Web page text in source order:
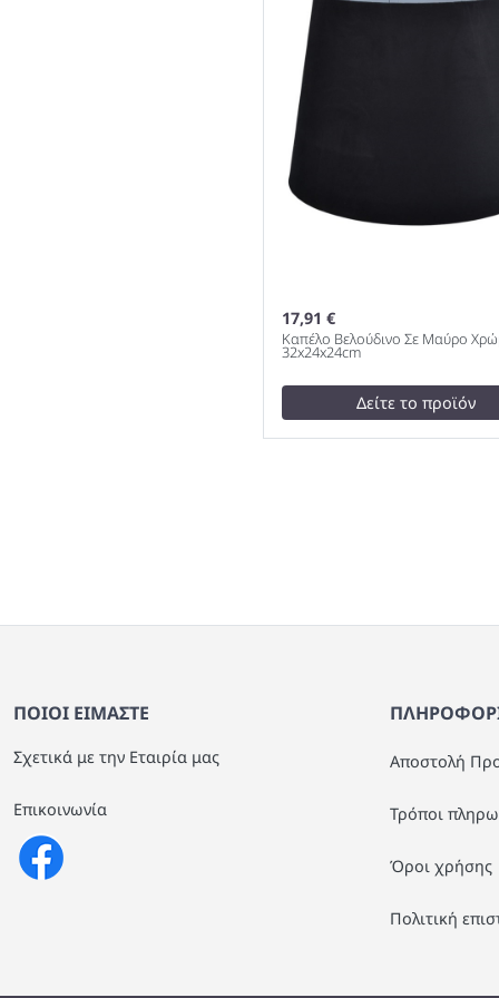
17,91 €
Καπέλο Βελούδινο Σε Μαύρο
32x24x24cm
Δείτε το προϊόν
19,00 €
ΠΟΙΟΙ ΕΙΜΑΣΤΕ
Σχετικά με την Εταιρία μας
Επικοινωνία
Αποστολή
Τρόποι
Όροι χρήσης
Πολιτική